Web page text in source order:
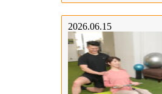
2026.06.15